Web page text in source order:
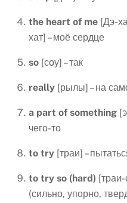
the heart of me [Дэ-
хат] – моё сердце
so [соу] – так
really [рылы] – на
a part of something
чего-то
to try [траи] –
to try so (hard) [траи-
(сильно, упорно,